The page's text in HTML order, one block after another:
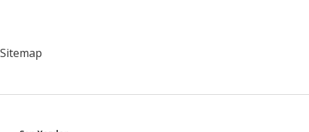
Sitemap